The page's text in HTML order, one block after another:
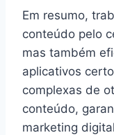
Em resumo,
conteúdo pelo
mas também
aplicativos
complexas de
conteúdo,
marketing